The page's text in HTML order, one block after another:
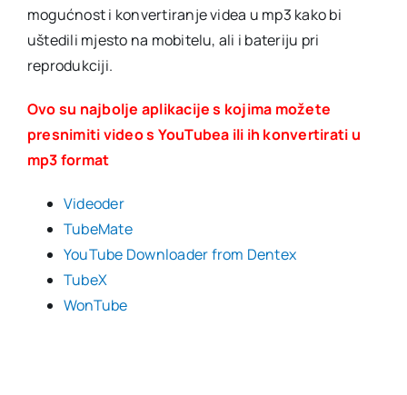
mogućnost i konvertiranje videa u mp3 kako bi
uštedili mjesto na mobitelu, ali i bateriju pri
reprodukciji.
Ovo su najbolje aplikacije s kojima možete
presnimiti video s YouTubea ili ih konvertirati u
mp3 format
Videoder
TubeMate
YouTube Downloader from Dentex
TubeX
WonTube